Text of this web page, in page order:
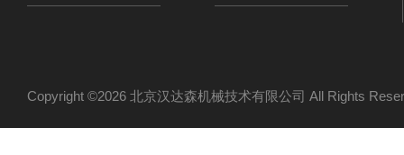
Copyright ©2026 北京汉达森机械技术有限公司 All Rights